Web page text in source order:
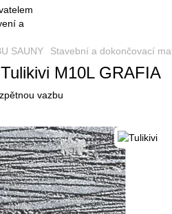
SAUNY Stavební a dokončovací
M10L GRAFIA
vazbu